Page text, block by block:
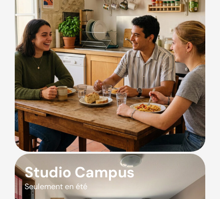
Studio Campus
Seulement en été